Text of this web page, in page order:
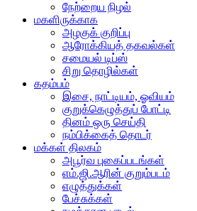
நேற்றைய நிழல்
மகளிருக்காக
அழகுக் குறிப்பு
ஆரோக்கியத் தகவல்கள்
சமையல் டிப்ஸ்
சிறு தொழில்கள்
கதம்பம்
இசை, நாட்டியம், ஓவியம்
குறுக்கெழுத்துப் போட்டி
தினம் ஒரு செய்தி
நம்பிக்கைத் தொடர்
மக்கள் திலகம்
அபூர்வ புகைப்படங்கள்
எம்.ஜி.ஆரின் குறும்படம்
எழுத்துக்கள்
பேச்சுக்கள்